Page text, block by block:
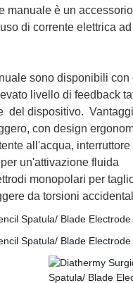
manuale è un
di corrente elettrica
sono disponibili
livello di feedback
del dispositivo.
con design
all'acqua,
un'attivazione fluida
monopolari per
da torsioni